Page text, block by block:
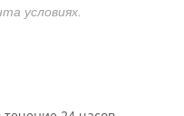
условиях.